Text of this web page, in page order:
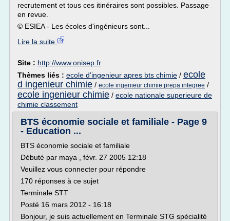
recrutement et tous ces itinéraires sont possibles. Passage
en revue.
© ESIEA - Les écoles d'ingénieurs sont...
Lire la suite
Site : http://www.onisep.fr
Thèmes liés : ecole d'ingenieur apres bts chimie / ecole
d ingenieur chimie / ecole ingenieur chimie prepa integree /
ecole ingenieur chimie / ecole nationale superieure de
chimie classement
BTS économie sociale et familiale - Page 9
- Education ...
BTS économie sociale et familiale
Débuté par maya , févr. 27 2005 12:18
Veuillez vous connecter pour répondre
170 réponses à ce sujet
Terminale STT
Posté 16 mars 2012 - 16:18
Bonjour, je suis actuellement en Terminale STG spécialité